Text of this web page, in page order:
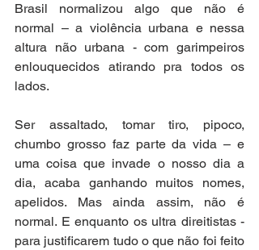
Brasil normalizou algo que não é
normal – a violência urbana e nessa
altura não urbana - com garimpeiros
enlouquecidos atirando pra todos os
lados.
Ser assaltado, tomar tiro, pipoco,
chumbo grosso faz parte da vida – e
uma coisa que invade o nosso dia a
dia, acaba ganhando muitos nomes,
apelidos. Mas ainda assim, não é
normal. E enquanto os ultra direitistas -
para justificarem tudo o que não foi feito